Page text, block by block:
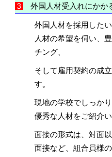
３ 外国人材受入れにかか
外国人材を採用した
人材の希望を伺い、
チング、
そして雇用契約の成
す。
現地の学校でしっか
優秀な人材をご紹介い
面接の形式は、対面
面接など、組合員様